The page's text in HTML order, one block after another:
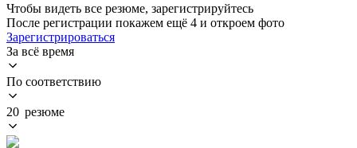
Чтобы видеть все резюме, зарегистрируйтесь
После регистрации покажем ещё 4 и откроем фото
Зарегистрироваться
За всё время
По соответствию
20 резюме